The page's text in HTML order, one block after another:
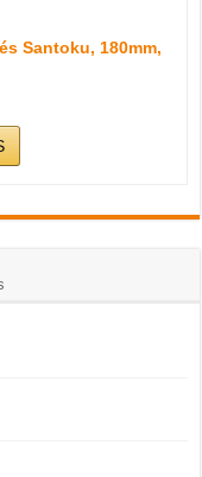
Santoku, 180mm,